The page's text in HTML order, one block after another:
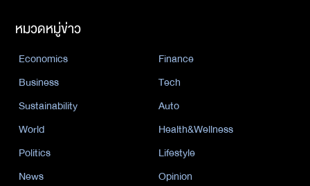
หมวดหมู่ข่าว
Economics
Finance
Business
Tech
Sustainability
Auto
World
Health&Wellness
Politics
Lifestyle
News
Opinion